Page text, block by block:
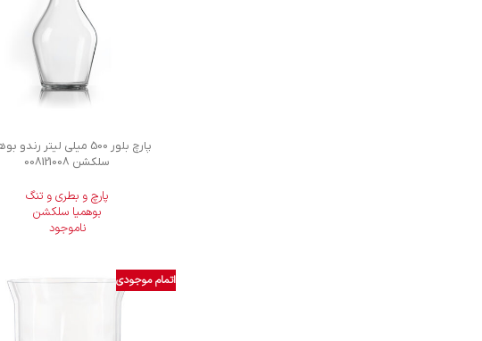
پارچ بلور 500 میلی لیتر رندو
سلکشن 008121008
پارچ و بطری و تنگ
بوهمیا سلکشن
ناموجود
اتمام موجودی